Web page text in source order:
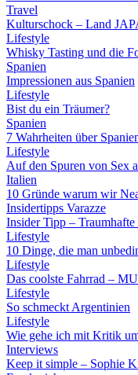
Travel
Kulturschock – Land
Lifestyle
Whisky Tasting und die
Spanien
Impressionen aus Spanien
Lifestyle
Bist du ein Träumer?
Spanien
7 Wahrheiten über
Lifestyle
Auf den Spuren von Sex
Italien
10 Gründe warum wir
Insidertipps Varazze
Insider Tipp –
Lifestyle
10 Dinge, die man
Lifestyle
Das coolste Fahrrad –
Lifestyle
So schmeckt Argentinien
Lifestyle
Wie gehe ich mit Kritik
Interviews
Keep it simple – Sophie